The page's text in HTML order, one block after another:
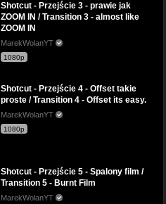
Shotcut - Przejście 3 - prawie jak
ZOOM IN / Transition 3 - almost like
ZOOM IN
MarekWolanYT
1080p
Shotcut - Przejście 4 - Offset takie
proste / Transition 4 - Offset its easy.
MarekWolanYT
1080p
Shotcut - Przejście 5 - Spalony film /
Transition 5 - Burnt Film
MarekWolanYT